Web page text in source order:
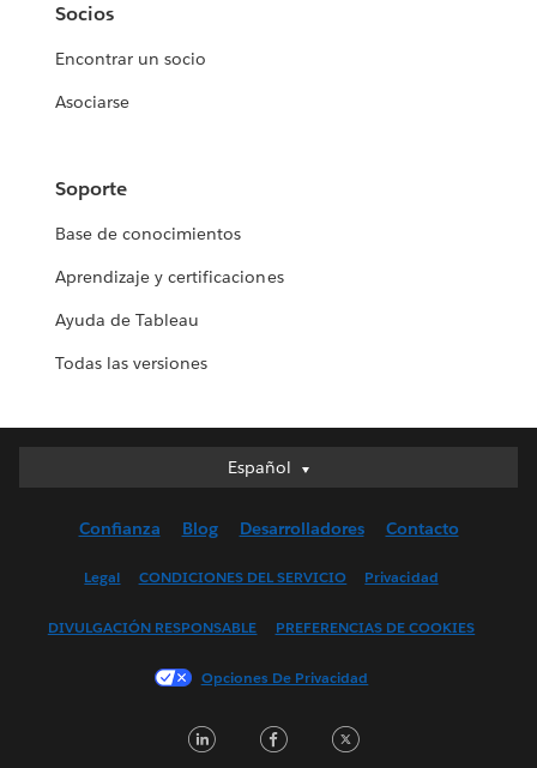
Socios
Encontrar un socio
Asociarse
Soporte
Base de conocimientos
Aprendizaje y certificaciones
Ayuda de Tableau
Todas las versiones
Español
Español
English (UK)
Français (France)
한국어
Confianza Blog Desarrolladores Contacto
Legal CONDICIONES DEL SERVICIO Privacidad
DIVULGACIÓN RESPONSABLE PREFERENCIAS DE COOKIES
Opciones De Privacidad
LinkedInFacebook